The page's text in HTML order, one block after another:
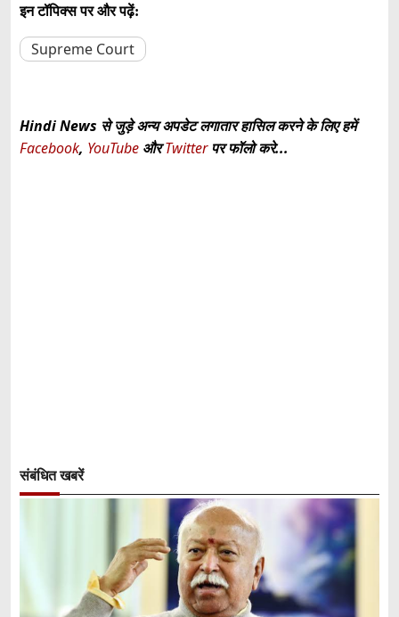
इन टॉपिक्स पर और पढ़ें:
Supreme Court
Hindi News से जुड़े अन्य अपडेट लगातार हासिल करने के लिए हमें
Facebook, YouTube औरTwitterपर फॉलो करे...
संबंधित खबरें